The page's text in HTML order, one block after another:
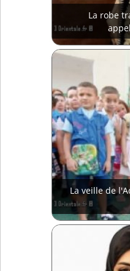
La robe
La veille de